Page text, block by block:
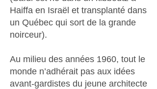
Haiffa en Israël et transplanté dans
un Québec qui sort de la grande
noirceur).
Au milieu des années 1960, tout le
monde n’adhérait pas aux idées
avant-gardistes du jeune architecte